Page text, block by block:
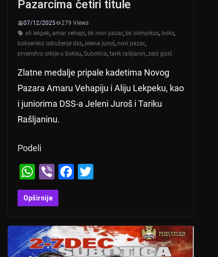
Pazarcima četiri titule
07/12/2025
279 Views
ali lekpek, amar vehapi, bk novi pazar, bk olimpikus, boks,
boksersko udruženje dss, jelena juroš, novi pazar,
prvenstvo srbije u boksu, Subotica, tarik rašljanin, zejd gicić
Zlatne medalje pripale kadetima Novog
Pazara Amaru Vehapiju i Aliju Lekpeku, kao
i juniorima DSS-a Jeleni Juroš i Tariku
Rašljaninu.
Podeli
W
h
at
A
p
Vi
b
er
F
b
o
Opširnije